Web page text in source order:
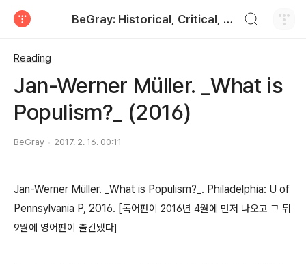
BeGray: Historical, Critical, and Practical
Reading
Jan-Werner Müller. _What is
Populism?_ (2016)
BeGray 2017. 2. 16. 00:11
Jan-Werner Müller. _What is Populism?_. Philadelphia: U of
Pennsylvania P, 2016. [독어판이 2016년 4월에 먼저 나오고 그 뒤
9월에 영어판이 출간됐다]